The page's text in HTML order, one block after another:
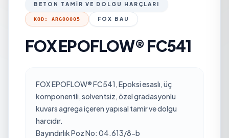
BETON TAMIR VE DOLGU HARÇLARI
KOD: ARG00005 FOX BAU
FOX EPOFLOW® FC541
FOX EPOFLOW® FC541, Epoksi esaslı, üç
komponentli, solventsiz, özel gradasyonlu
kuvars agrega içeren yapısal tamir ve dolgu
harcıdır.
Bayındırlık Poz No: 04.613/8-b